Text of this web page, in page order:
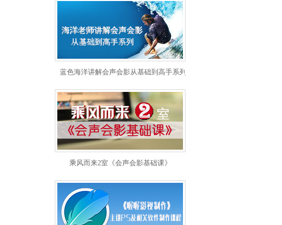
蓝色海洋讲解会声会影从基础到高手系列
乘风而来2室《会声会影基础课》